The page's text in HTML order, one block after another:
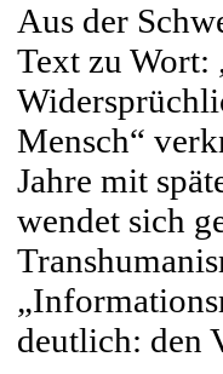
Aus der
Text zu Wort:
Mensch“
Jahre mit
wendet sich
deutlich: den